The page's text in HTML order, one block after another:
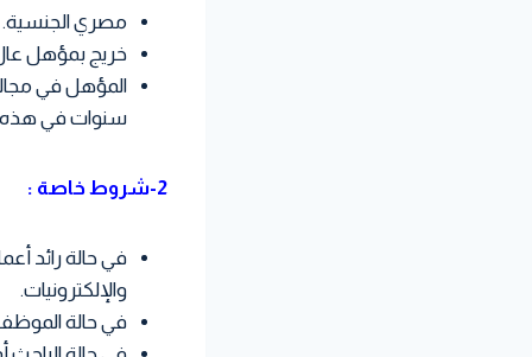
مصري الجنسية.
خريج بمؤهل عال عام 2006 أو ما بعده، أو سيتخرج
المؤهل في
سنوات في هذه
2-شروط خاصة :
في حالة رائد
والإلكترونيات.
في حالة